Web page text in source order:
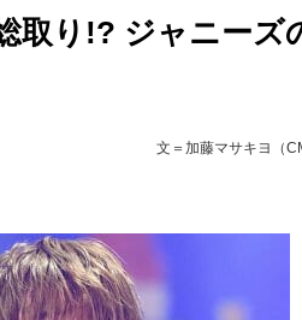
取り!? ジャニーズ
文＝ 加藤マサキヨ（